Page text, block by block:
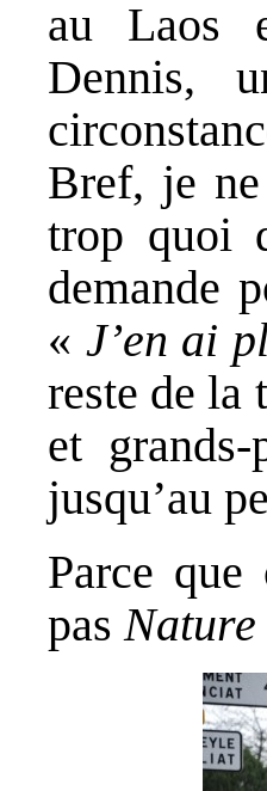
au Laos
Dennis,
Bref, je
trop quoi
demande
« J’en ai
reste de la
et
jusqu’au
Parce
pas Nature